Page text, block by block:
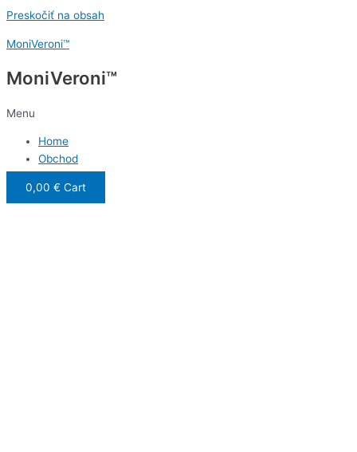
Preskočiť na obsah
MoniVeroni™
MoniVeroni™
Menu
Home
Obchod
0,00 € Cart